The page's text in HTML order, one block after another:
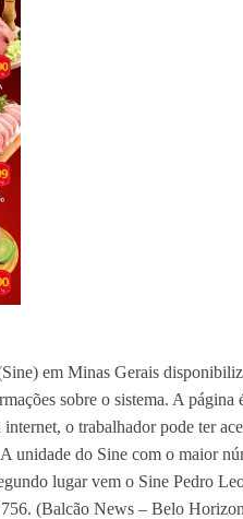
em Minas Gerais
sobre o sistema. A página
o trabalhador pode ter
unidade do Sine com o maior
lugar vem o Sine Pedro
(Balcão News – Belo